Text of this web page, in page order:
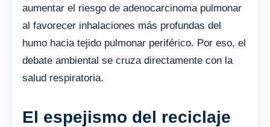
aumentar el riesgo de adenocarcinoma pulmonar
al favorecer inhalaciones más profundas del
humo hacia tejido pulmonar periférico. Por eso, el
debate ambiental se cruza directamente con la
salud respiratoria.
El espejismo del reciclaje